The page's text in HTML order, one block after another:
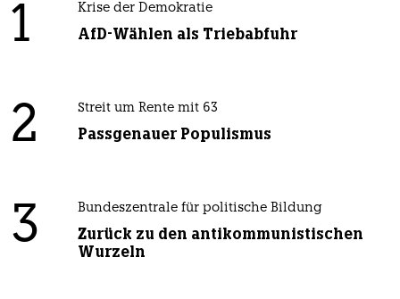
1 Krise der Demokratie
AfD-Wählen als Triebabfuhr
2 Streit um Rente mit 63
Passgenauer Populismus
3 Bundeszentrale für politische Bildung
Zurück zu den antikommunistischen
Wurzeln